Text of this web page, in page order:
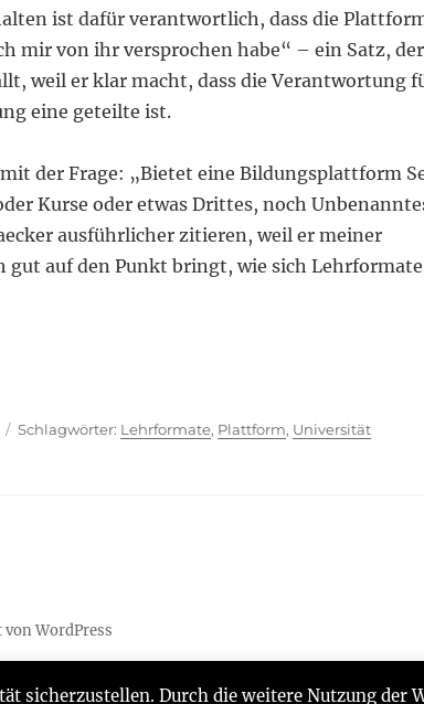
ist dafür verantwortlich, dass die
mir von ihr versprochen habe“ – ein Satz,
weil er klar macht, dass die Verantwortung
eine geteilte ist.
der Frage: „Bietet eine Bildungsplattform
Kurse oder etwas Drittes, noch
ausführlicher zitieren, weil er meiner
gut auf den Punkt bringt, wie sich Lehrformate
Schlagwörter
Lehrformate, Plattform, Universität
WordPress
sicherzustellen. Durch die weitere Nutzung der